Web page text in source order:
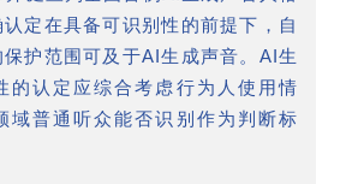
定在具备可识别性的前提下，自
护范围可及于AI生成声音。AI生
的认定应综合考虑行为人使用情
域普通听众能否识别作为判断标